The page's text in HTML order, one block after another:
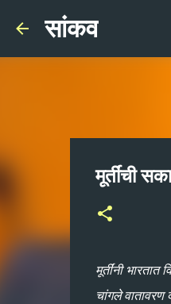
सांकव
मूर्तींची
मूर्तींनी
चांगले